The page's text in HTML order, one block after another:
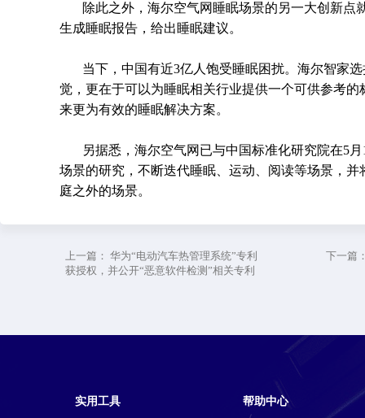
除此之外，海尔空气网睡眠场景的另一大创新
生成睡眠报告，给出睡眠建议。
当下，中国有近3亿人饱受睡眠困扰。海尔智家
觉，更在于可以为睡眠相关行业提供一个可供参考
来更为有效的睡眠解决方案。
另据悉，海尔空气网已与中国标准化研究院在5
场景的研究，不断迭代睡眠、运动、阅读等场景，
庭之外的场景。
上一篇： 华为“电动汽车热管理系统”专利
获授权，并公开“恶意软件检测”相关专利
下一篇
实用工具 帮助中心